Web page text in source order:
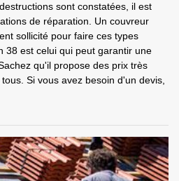
sont constatées, il est
de réparation. Un couvreur
sollicité pour faire ces types
38 est celui qui peut garantir une
qu'il propose des prix très
Si vous avez besoin d'un devis,